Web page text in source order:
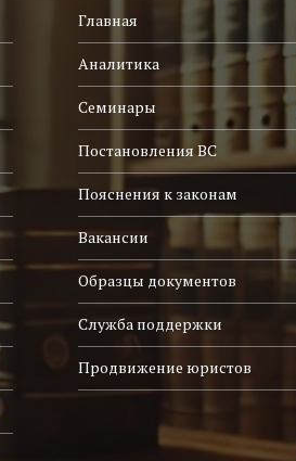
Главная
Аналитика
Семинары
Постановления ВС
Пояснения к законам
Вакансии
Образцы документов
Служба поддержки
Продвижение юристов